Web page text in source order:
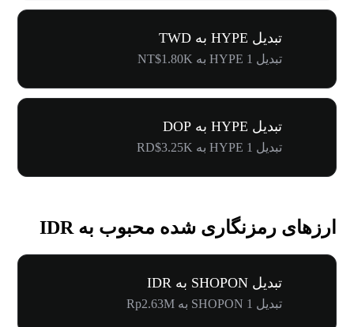
تبدیل HYPE به TWD
تبدیل 1 HYPE به NT$1.80K
تبدیل HYPE به DOP
تبدیل 1 HYPE به RD$3.25K
ارزهای رمزنگاری شده محبوب به IDR
تبدیل SHOPON به IDR
تبدیل 1 SHOPON به Rp2.63M